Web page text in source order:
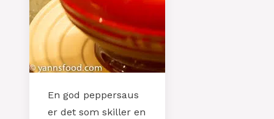
En god peppersaus
er det som skiller en